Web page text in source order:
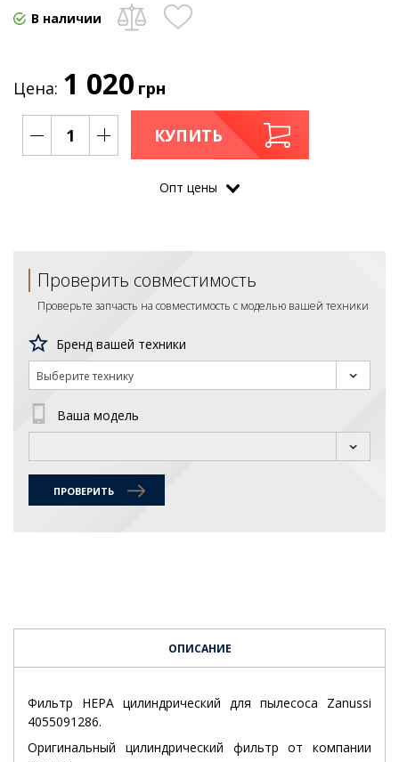
В наличии
Цена: 1 020 грн
КУПИТЬ
Опт цены
Проверить совместимость
Проверьте запчасть на совместимость с моделью вашей техники
Бренд вашей техники
Выберите технику
Ваша модель
ПРОВЕРИТЬ
ОПИСАНИЕ
Фильтр HEPA цилиндрический для пылесоса Zanussi
4055091286.
Оригинальный цилиндрический фильтр от компании